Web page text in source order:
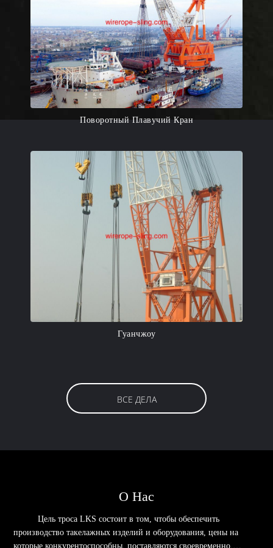
Поворотный Плавучий Кран
Гуанчжоу
ВСЕ ДЕЛА
О Нас
производство такелажных изделий и оборудования, цены на
которые конкурентоспособны, поставляются своевременно,